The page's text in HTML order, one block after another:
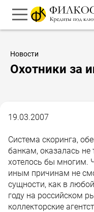
Новости
Охотники за
19.03.2007
Система скоринга,
банкам, оказалась
хотелось бы многим.
иным причинам не
сущности, как в
году на российском
коллекторские